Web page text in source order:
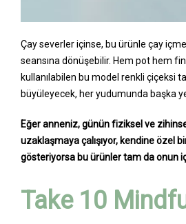
Çay severler içinse, bu ürünle çay
seansına dönüşebilir. Hem pot hem
kullanılabilen bu model renkli çiçeksi
büyüleyecek, her yudumunda başka
Eğer anneniz, günün fiziksel ve
uzaklaşmaya çalışıyor, kendine özel
gösteriyorsa bu ürünler tam da onun
Take 10